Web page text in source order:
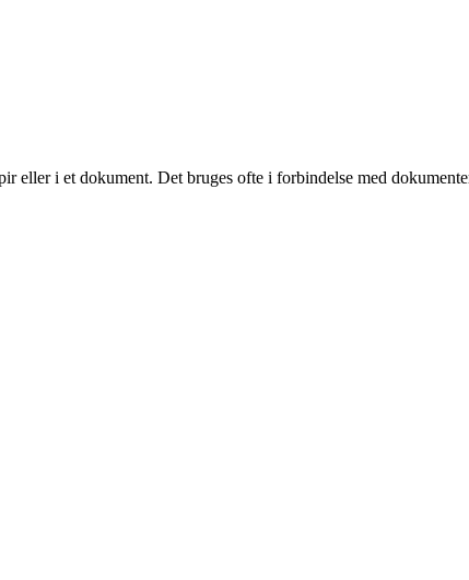
eller i et dokument. Det bruges ofte i forbindelse med